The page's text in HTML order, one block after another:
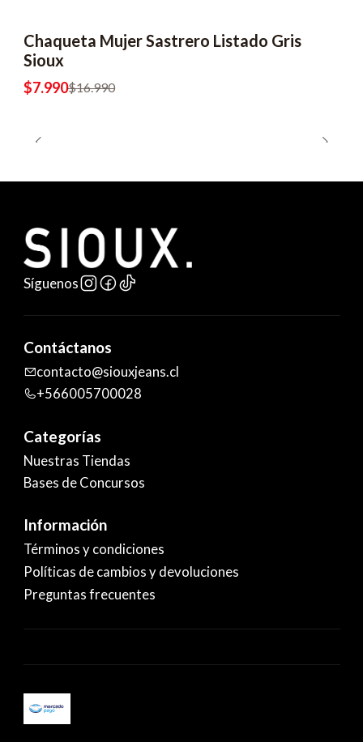
-53% OFF
Chaqueta Mujer Sastrero Listado Gris
Sioux
$7.990$16.990
Síguenos
Contáctanos
contacto@siouxjeans.cl
+566005700028
Categorías
Nuestras Tiendas
Bases de Concursos
Información
Términos y condiciones
Políticas de cambios y devoluciones
Preguntas frecuentes